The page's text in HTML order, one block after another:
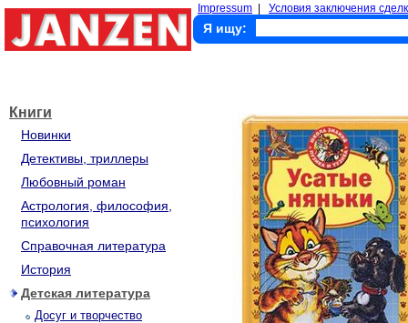
Impressum Условия заключения
Я ищу:
Книги
Новинки
Детективы, триллеры
Любовный роман
Астрология, философия,
психология
Справочная литература
История
Детская литература
Досуг и творчество